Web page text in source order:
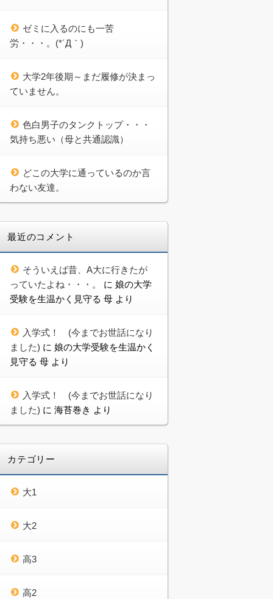
ゼミに入るのにも一苦
労・・・。(*´Д｀)
大学2年後期～まだ履修が決まっ
ていません。
色白男子のタンクトップ・・・
気持ち悪い（母と共通認識）
どこの大学に通っているのか言
わない友達。
最近のコメント
そういえば昔、A大に行きたが
っていたよね・・・。
に 娘の大学
受験を生温かく見守る 母 より
入学式！ (今までお世話になり
ました) に 娘の大学受験を生温かく
見守る 母 より
入学式！ (今までお世話になり
ました) に 海苔巻き より
カテゴリー
大1
大2
高3
高2